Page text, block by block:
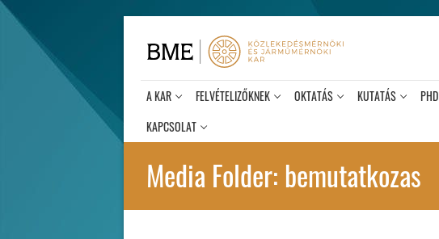
tartalomra
A KAR FELVÉTELIZŐKNEK OKTATÁS KUTATÁS PHD
KAPCSOLAT
Media Folder: bemutatkozas